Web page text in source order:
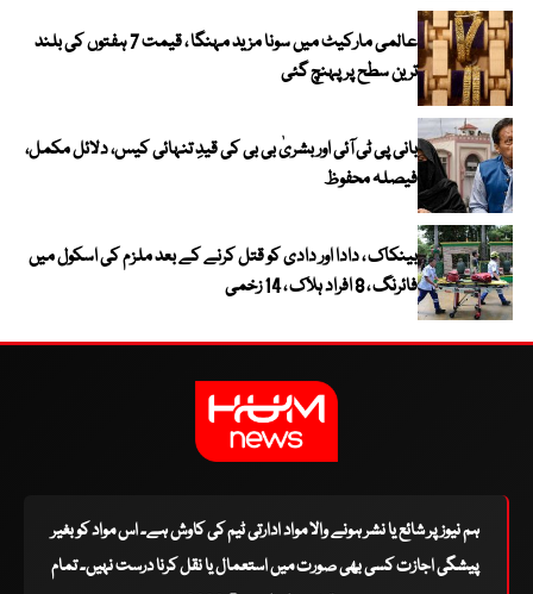
عالمی مارکیٹ میں سونا مزید مہنگا ، قیمت 7 ہفتوں کی بلند
ترین سطح پر پہنچ گئی
بانی پی ٹی آئی اور بشریٰ بی بی کی قیدِ تنہائی کیس، دلائل مکمل،
فیصلہ محفوظ
بینکاک ، دادا اور دادی کو قتل کرنے کے بعد ملزم کی اسکول میں
فائرنگ ، 8 افراد ہلاک ، 14 زخمی
ہم نیوز پر شائع یا نشر ہونے والا مواد ادارتی ٹیم کی کاوش ہے۔ اس مواد کو بغیر
پیشگی اجازت کسی بھی صورت میں استعمال یا نقل کرنا درست نہیں۔ تمام